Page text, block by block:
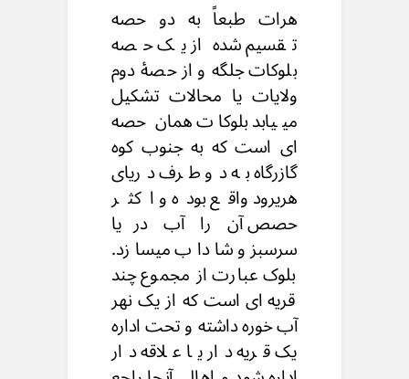
هرات طبعاً به دو حصه
تقسیم شده از یک حصه
بلوکات جلگه و از حصهٔ دوم
ولایات یا محالات تشکیل
مییابد بلوکات همان حصه
ای است که به جنوب کوه
گازرگاه به دو طرف دریای
هریرود واقع بوده و اکثر
حصص آن را آب دریا
سرسبز و شاداب میسازد.
بلوک عبارت از مجموع چند
قریه ای است که از یک نهر
آب خوره داشته و تحت اداره
یک قریه دار یا علاقه دار